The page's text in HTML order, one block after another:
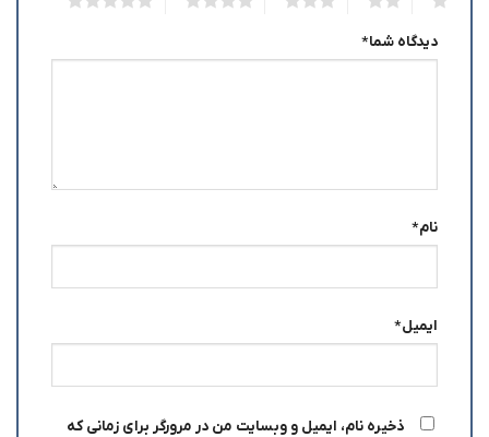
دیدگاه شما*
نام*
ایمیل*
ذخیره نام، ایمیل و وبسایت من در مرورگر برای زمانی که